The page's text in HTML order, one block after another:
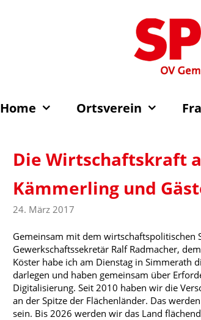
Home Ortsverein
Die Wirtschaftskraft
Kämmerling und
24. März 2017
Gemeinsam mit dem wirtschaftspolitischen
Gewerkschaftssekretär Ralf Radmacher,
Köster habe ich am Dienstag in Simmerath
darlegen und haben gemeinsam über
Digitalisierung. Seit 2010 haben wir die
an der Spitze der Flächenländer. Das
sein. Bis 2026 werden wir das Land